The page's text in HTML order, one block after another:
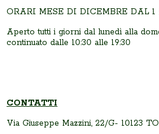
ORARI MESE DI DICEMBRE DAL 1
Aperto tutti i giorni dal lunedì alla
continuato dalle 10:30 alle 19:30
CONTATTI
Via Giuseppe Mazzini, 22/G- 10123